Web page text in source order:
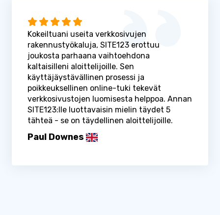
Kokeiltuani useita verkkosivujen
rakennustyökaluja, SITE123 erottuu
joukosta parhaana vaihtoehdona
kaltaisilleni aloittelijoille. Sen
käyttäjäystävällinen prosessi ja
poikkeuksellinen online-tuki tekevät
verkkosivustojen luomisesta helppoa. Annan
SITE123:lle luottavaisin mielin täydet 5
tähteä - se on täydellinen aloittelijoille.
Paul Downes